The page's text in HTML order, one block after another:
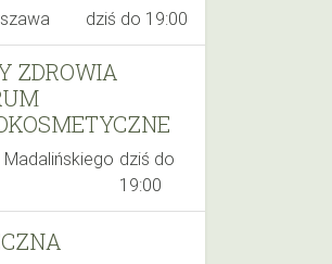
dziś do 19:00
ZDROWIA
dziś do
19:00